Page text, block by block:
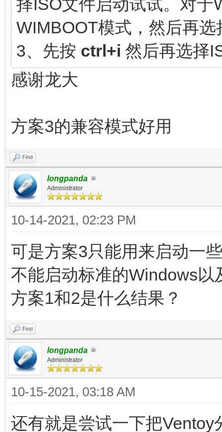
择ISO文件启动试试。对
WIMBOOT模式，然后再
3、先按 ctrl+i 然后再选择
感谢龙大
方案3的兼容模式好用
Find
longpanda
Administrator
10-14-2021, 02:23 PM
可是方案3只能用来启动一
不能启动标准的Windows以
方案1和2是什么结果？
Find
longpanda
Administrator
10-15-2021, 03:18 AM
还有就是尝试一下把